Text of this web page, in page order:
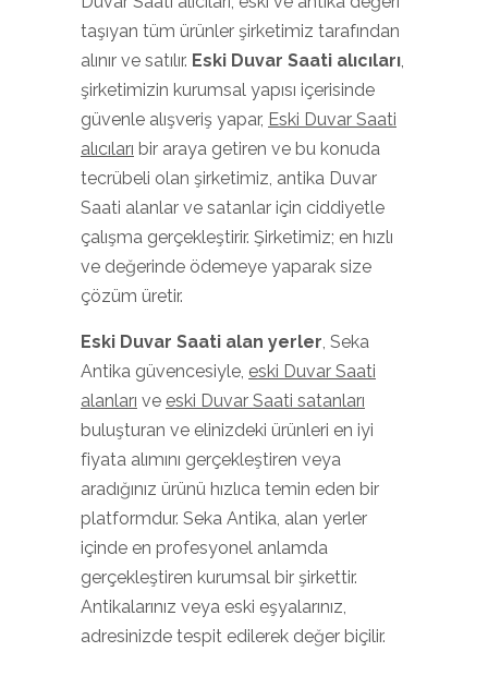
taşıyan tüm ürünler şirketimiz tarafından
alınır ve satılır. Eski Duvar Saati alıcıları,
şirketimizin kurumsal yapısı içerisinde
güvenle alışveriş yapar, Eski Duvar Saati
alıcıları bir araya getiren ve bu konuda
tecrübeli olan şirketimiz, antika Duvar
Saati alanlar ve satanlar için ciddiyetle
çalışma gerçekleştirir. Şirketimiz; en hızlı
ve değerinde ödemeye yaparak size
çözüm üretir.
Eski Duvar Saati alan yerler, Seka
Antika güvencesiyle, eski Duvar Saati
alanları ve eski Duvar Saati satanları
buluşturan ve elinizdeki ürünleri en iyi
fiyata alımını gerçekleştiren veya
aradığınız ürünü hızlıca temin eden bir
platformdur. Seka Antika, alan yerler
içinde en profesyonel anlamda
gerçekleştiren kurumsal bir şirkettir.
Antikalarınız veya eski eşyalarınız,
adresinizde tespit edilerek değer biçilir.